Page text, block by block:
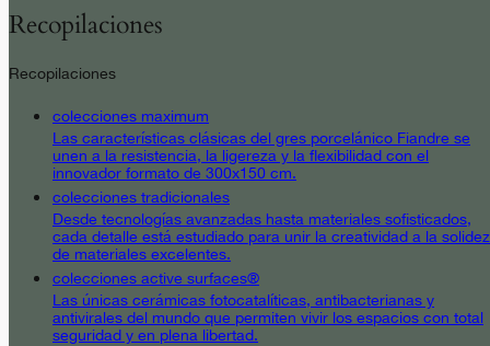
Recopilaciones
Recopilaciones
colecciones maximum
Las características clásicas del gres porcelánico Fiandre se
unen a la resistencia, la ligereza y la flexibilidad con el
innovador formato de 300x150 cm.
colecciones tradicionales
Desde tecnologías avanzadas hasta materiales sofisticados,
cada detalle está estudiado para unir la creatividad a la solidez
de materiales excelentes.
colecciones active surfaces®
Las únicas cerámicas fotocatalíticas, antibacterianas y
antivirales del mundo que permiten vivir los espacios con total
seguridad y en plena libertad.